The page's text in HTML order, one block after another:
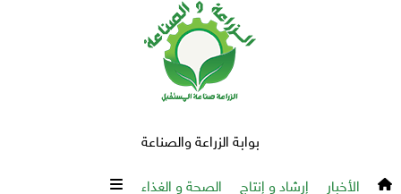
بوابة الزراعة والصناعة
الأخبار
إرشاد و إنتاج الصحة و الغذاء